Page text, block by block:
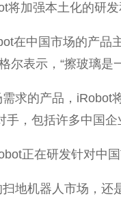
加强本土化的研发
在中国市场的产品
尔表示，“擦玻璃
求的产品，iRobot
手，包括许多中国
正在研发针对中
地机器人市场，